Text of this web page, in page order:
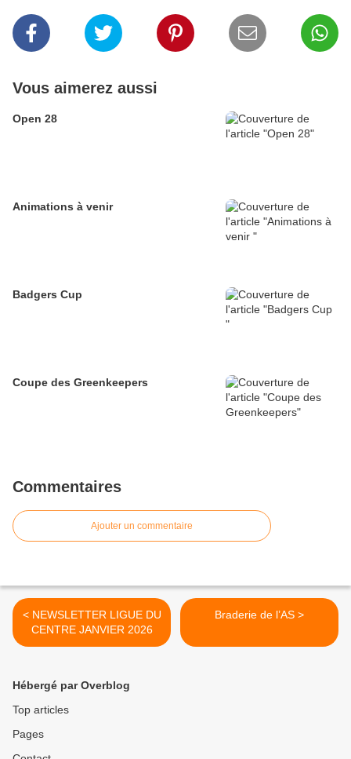
Vous aimerez aussi
Open 28
Animations à venir
Badgers Cup
Coupe des Greenkeepers
Commentaires
Ajouter un commentaire
< NEWSLETTER LIGUE DU
CENTRE JANVIER 2026
Braderie de l’AS >
Hébergé par Overblog
Top articles
Pages